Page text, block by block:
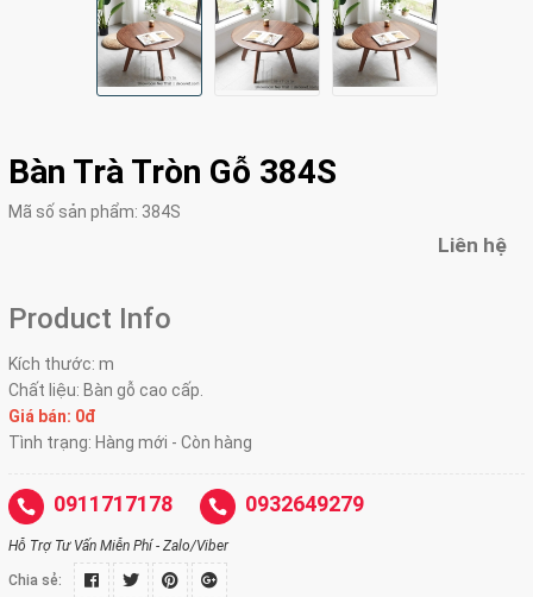
Bàn Trà Tròn Gỗ 384S
Mã số sản phẩm: 384S
Liên hệ
Product Info
Kích thước: m
Chất liệu: Bàn gỗ cao cấp.
Giá bán: 0đ
Tình trạng: Hàng mới - Còn hàng
0911717178 0932649279
Hỗ Trợ Tư Vấn Miễn Phí - Zalo/Viber
Chia sẻ: